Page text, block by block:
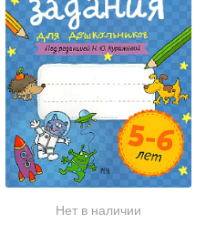
Нет в наличии